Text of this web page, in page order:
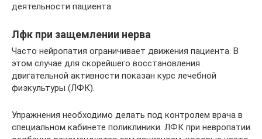
деятельности пациента.
Лфк при защемлении нерва
Часто нейропатия ограничивает движения пациента. В
этом случае для скорейшего восстановления
двигательной активности показан курс лечебной
физкультуры (ЛФК).
Упражнения необходимо делать под контролем врача в
специальном кабинете поликлиники. ЛФК при невропатии